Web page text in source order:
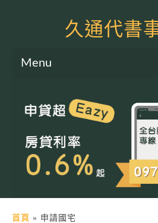
久通代書
Menu
土地二胎申貸
房屋二胎申貸
軍公教貸款
土地貸款
首頁 » 申請國宅